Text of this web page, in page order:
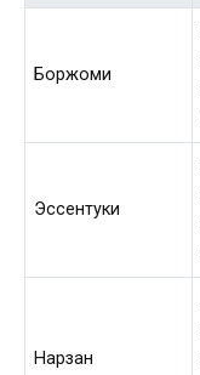
Боржоми
Эссентуки
Нарзан